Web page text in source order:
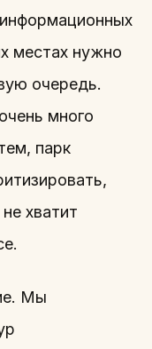
местах нужно
очередь.
много
парк
хватит
Мы